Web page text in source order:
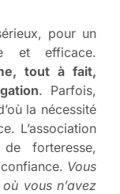
pour un
et efficace.
tout à fait,
. Parfois,
la nécessité
L’association
forteresse,
Vous
vous n’avez